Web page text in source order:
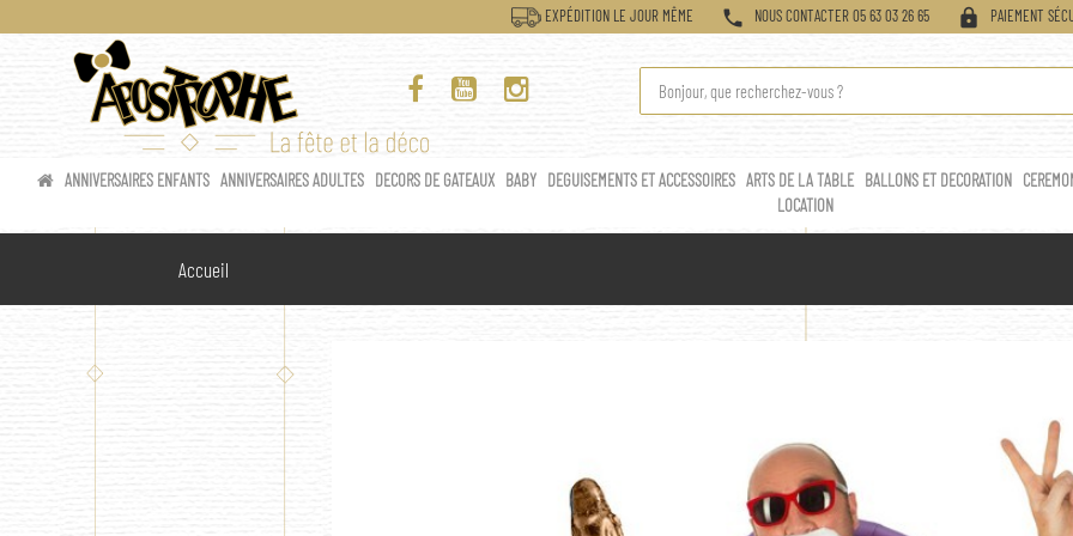
EXPÉDITION LE JOUR MÊME phone NOUS CONTACTER 05 63 03 26 65 lock PAIEMENT
ANNIVERSAIRES ENFANTS ANNIVERSAIRES ADULTES DECORS DE GATEAUX BABY DEGUISEMENTS ET ACCESSOIRES ARTS DE LA TABLE BALLONS ET DECORATION
LOCATION
Accueil